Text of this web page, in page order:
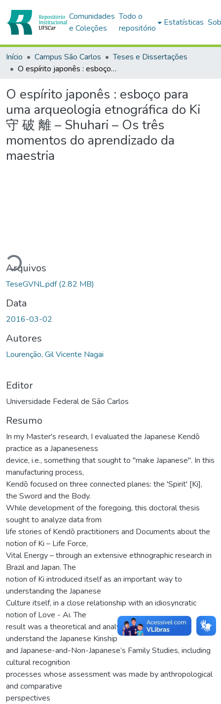
Comunidades
e Coleções
Todo o
repositório
Estatísticas
Início Campus São Carlos
Teses e Dissertações
O espírito japonês : esboço para uma arqueologia etnográfica do Ki 守 破 離 – Shuhari – Os três momentos do aprendizado da maestria
O espírito japonês : esboço para
uma arqueologia etnográfica do Ki
守 破 離 – Shuhari – Os três
momentos do aprendizado da
maestria
Arquivos
TeseGVNL.pdf(2.82 MB)
Data
2016-03-02
Autores
Lourenção, Gil Vicente Nagai
Editor
Universidade Federal de São Carlos
Resumo
In my Master's research, I evaluated the Japanese Kendō
practice as a Japaneseness
device, i.e., something that sought to "make Japanese". In this
manufacturing process,
Kendō focused on three connected planes: the 'Spirit' [Ki],
the Sword and the Body.
While development of the foregoing, this doctoral thesis
sought to analyze data from
life stories of Kendō practitioners and Documents about the
notion of Ki – Life Force,
Vital Energy – through an extensive ethnographic research in
Brazil and Japan. The
notion of Ki introduced itself as an important way to
understanding the Japanese
Culture itself, in a close relationship with an idiosyncratic
notion of Love - Ai. The
result was a theoretical and analytical potentiality to
understand the Japanese Kinship
and Japanese-and-Non-Japanese’s Family Studies, including
cultural recognition
processes whose assessment was made by anthropological
and comparative
perspectives